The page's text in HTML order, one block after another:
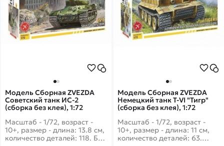
Модель Сборная ZVEZDA
Советский танк ИС-2
(сборка без клея), 1:72
Масштаб - 1/72, возраст -
10+, размер - длина: 13.8 см,
количество деталей: 118. Без
Модель Сборная ZVEZDA
Немецкий танк Т-VI "Тигр"
(сборка без клея), 1:72
Масштаб - 1/72, возраст -
10+, размер - длина: 11 см,
количество деталей: 63.